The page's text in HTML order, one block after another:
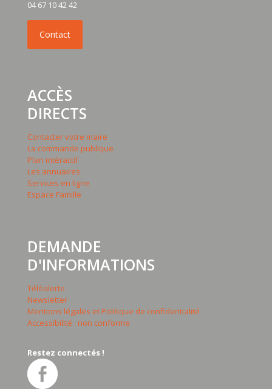
04 67 10 42 42
ACCÈS
DIRECTS
Contacter votre maire
La commande publique
Plan intéractif
Les annuaires
Services en ligne
Espace Famille
DEMANDE
D'INFORMATIONS
Téléalerte
Newsletter
Mentions légales et Politique de confidentialité
Accessibilité : non conforme
Restez connectés !